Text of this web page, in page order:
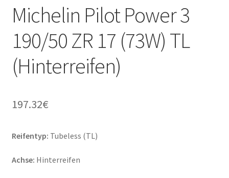
Michelin Pilot Power 3
190/50 ZR 17 (73W) TL
(Hinterreifen)
197.32€
Reifentyp: Tubeless (TL)
Achse: Hinterreifen